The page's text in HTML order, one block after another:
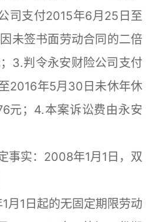
司支付2015年6月25日至
未签书面劳动合同的二倍
3.判令永安财险公司支付
2016年5月30日未休年休
元；4.本案诉讼费由永安
实：2008年1月1日，双
1日起的无固定期限劳动